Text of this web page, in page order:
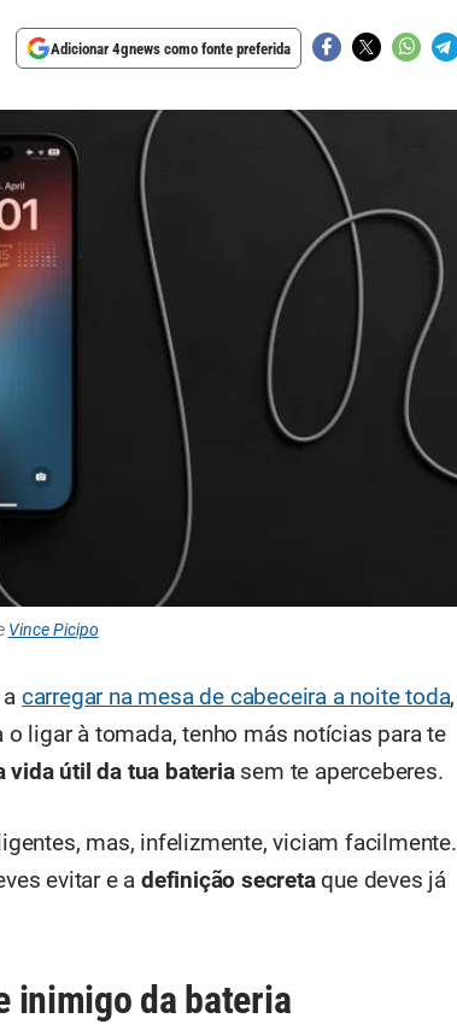
Adicionar 4gnews como fonte preferida
Vince Picipo
carregar na mesa de cabeceira a noite toda,
o ligar à tomada, tenho más notícias para te
vida útil da tua bateriasem te aperceberes.
mas, infelizmente, viciam facilmente.
evitar e a definição secretaque deves já
inimigo da bateria